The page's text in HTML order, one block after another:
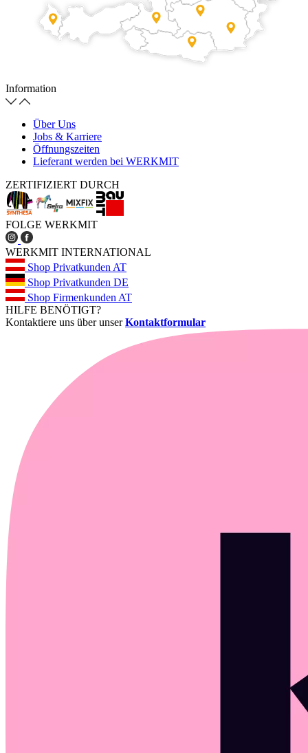
Information
Über Uns
Jobs & Karriere
Öffnungszeiten
Lieferant werden bei WERKMIT
ZERTIFIZIERT DURCH
FOLGE WERKMIT
WERKMIT INTERNATIONAL
Shop Privatkunden AT
Shop Privatkunden DE
Shop Firmenkunden AT
HILFE BENÖTIGT?
Kontaktiere uns über unserKontaktformular